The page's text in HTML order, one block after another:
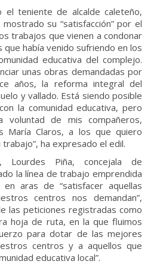
el teniente de alcalde caleteño,
su “satisfacción” por el
trabajos que vienen a condonar
que había venido sufriendo en los
educativa del complejo.
unas obras demandadas por
años, la reforma integral del
y vallado. Está siendo posible
la comunidad educativa, pero
voluntad de mis compañeros,
María Claros, a los que quiero
ha expresado el edil.
Lourdes Piña, concejala de
la línea de trabajo emprendida
aras de “satisfacer aquellas
centros nos demandan”,
las peticiones registradas como
hoja de ruta, en la que fluimos
para dotar de las mejores
centros y a aquellos que
educativa local”.